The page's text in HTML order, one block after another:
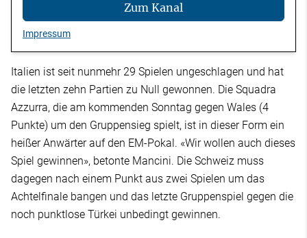
Zum Kanal
Impressum
Italien ist seit nunmehr 29 Spielen ungeschlagen und hat
die letzten zehn Partien zu Null gewonnen. Die Squadra
Azzurra, die am kommenden Sonntag gegen Wales (4
Punkte) um den Gruppensieg spielt, ist in dieser Form ein
heißer Anwärter auf den EM-Pokal. «Wir wollen auch dieses
Spiel gewinnen», betonte Mancini. Die Schweiz muss
dagegen nach einem Punkt aus zwei Spielen um das
Achtelfinale bangen und das letzte Gruppenspiel gegen die
noch punktlose Türkei unbedingt gewinnen.